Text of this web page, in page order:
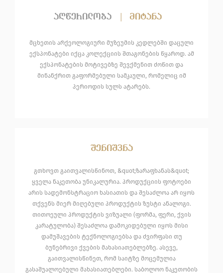
აღწერილობა მიტანა
მცხეთის არქეოლოგიური მუზეუმის კედლებში დაცული
ექსპონატები იქცა კოლექციის შთაგონების წყაროდ. ამ
ექსპონატების მოტივებზე შევქმენით ძოწით და
მინანქრით გაფორმებული სამკაული, რომელიც იმ
პერიოდის სულს ატარებს.
შენიშვნა
გთხოვთ გაითვალისწინოთ, &quot;ზარაფხანას&quot;
ყველა ნაკეთობა უნიკალურია. პროდუქციის ფოტოები
არის სადემონსტრაციო ხასიათის და შესაძლოა არ იყოს
თქვენს მიერ მიღებული პროდუქტის ზუსტი ანალოგი.
თითოეული პროდუქტის ვიზუალი (ფორმა, ფერი, ქვის
კარატულობა) შესაძლოა დამოკიდებული იყოს მისი
დამუშავების ტექნოლოგიებსა და ძვირფასი თუ
ბუნებრივი ქვების მახასიათებლებზე. ასევე,
გაითვალისწინეთ, რომ საიტზე მოცემულია
გასაშუალოებული მახასიათებლები. საბოლოო ნაკეთობის